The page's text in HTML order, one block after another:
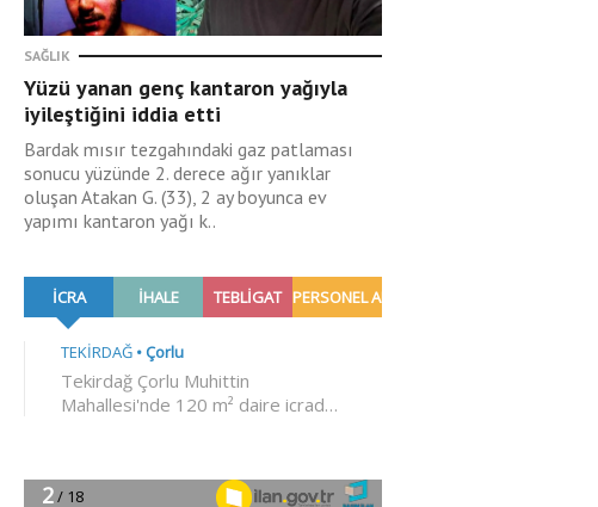
SAĞLIK
Yüzü yanan genç kantaron yağıyla
iyileştiğini iddia etti
Bardak mısır tezgahındaki gaz patlaması
sonucu yüzünde 2. derece ağır yanıklar
oluşan Atakan G. (33), 2 ay boyunca ev
yapımı kantaron yağı k..